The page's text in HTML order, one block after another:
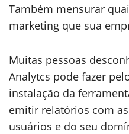
Também mensurar
marketing que sua
Muitas pessoas
Analytcs pode fazer
instalação da
emitir relatórios com
usuários e do seu